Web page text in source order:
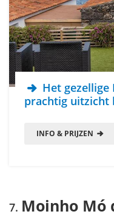
Het
prachtig uitzicht
INFO & PRIJZEN
Moinho Mó